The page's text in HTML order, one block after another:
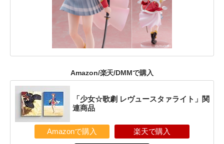
Amazon/楽天/DMMで購入
「少女☆歌劇 レヴュースタァライト」関
連商品
Amazonで購入 楽天で購入